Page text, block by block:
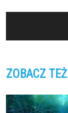
ZOBACZ TEŻ